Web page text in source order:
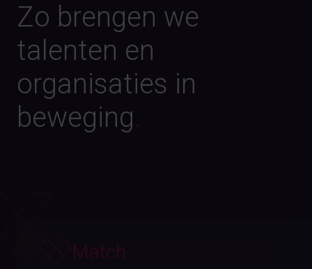
Zo brengen we
talenten en
organisaties in
beweging.
Match